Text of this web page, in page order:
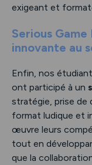
exigeant et
Serious Game
innovante au
Enfin, nos
ont participé à un
stratégie, prise de
format ludique et
œuvre leurs
tout en
que la